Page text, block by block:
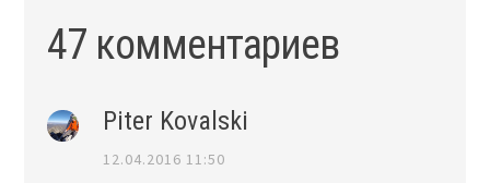
47 комментариев
Piter Kovalski
12.04.2016 11:50